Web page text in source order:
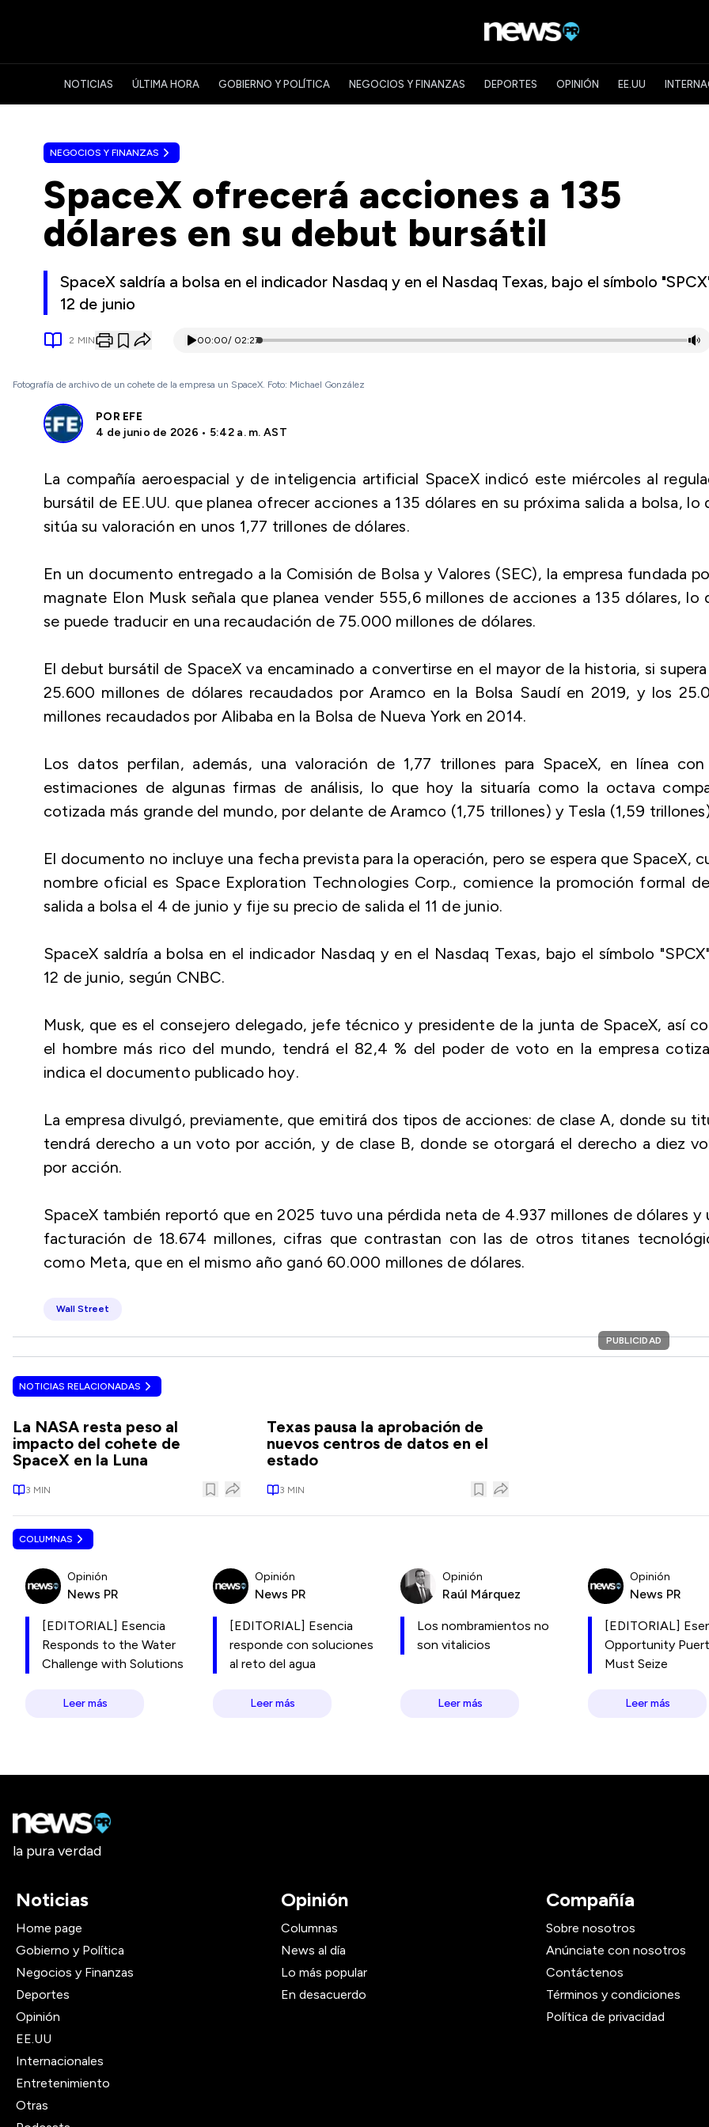
NOTICIAS ÚLTIMA HORA GOBIERNO Y POLÍTICA NEGOCIOS Y FINANZAS DEPORTES OPINIÓN EE.UU
NEGOCIOS Y FINANZAS
SpaceX ofrecerá acciones a 135
dólares en su debut bursátil
SpaceX saldría a bolsa en el indicador Nasdaq y en el Nasdaq Texas, bajo el símbolo
12 de junio
2 MIN 00:00/ 02:27
Fotografía de archivo de un cohete de la empresa un SpaceX. Foto: Michael González
POR EFE
4 de junio de 2026 • 5:42 a. m. AST
La compañía aeroespacial y de inteligencia artificial SpaceX indicó este miércoles al
bursátil de EE.UU. que planea ofrecer acciones a 135 dólares en su próxima salida a bolsa, lo
sitúa su valoración en unos 1,77 trillones de dólares.
En un documento entregado a la Comisión de Bolsa y Valores (SEC), la empresa fundada
magnate Elon Musk señala que planea vender 555,6 millones de acciones a 135 dólares, lo
se puede traducir en una recaudación de 75.000 millones de dólares.
El debut bursátil de SpaceX va encaminado a convertirse en el mayor de la historia, si
25.600 millones de dólares recaudados por Aramco en la Bolsa Saudí en 2019, y los
millones recaudados por Alibaba en la Bolsa de Nueva York en 2014.
Los datos perfilan, además, una valoración de 1,77 trillones para SpaceX, en línea con
estimaciones de algunas firmas de análisis, lo que hoy la situaría como la octava
cotizada más grande del mundo, por delante de Aramco (1,75 trillones) y Tesla (1,59
El documento no incluye una fecha prevista para la operación, pero se espera que SpaceX,
nombre oficial es Space Exploration Technologies Corp., comience la promoción formal
salida a bolsa el 4 de junio y fije su precio de salida el 11 de junio.
SpaceX saldría a bolsa en el indicador Nasdaq y en el Nasdaq Texas, bajo el símbolo
12 de junio, según CNBC.
Musk, que es el consejero delegado, jefe técnico y presidente de la junta de SpaceX, así
el hombre más rico del mundo, tendrá el 82,4 % del poder de voto en la empresa
indica el documento publicado hoy.
La empresa divulgó, previamente, que emitirá dos tipos de acciones: de clase A, donde su
tendrá derecho a un voto por acción, y de clase B, donde se otorgará el derecho a diez
por acción.
SpaceX también reportó que en 2025 tuvo una pérdida neta de 4.937 millones de dólares y
facturación de 18.674 millones, cifras que contrastan con las de otros titanes
como Meta, que en el mismo año ganó 60.000 millones de dólares.
Wall Street
PUBLICIDAD
NOTICIAS RELACIONADAS
La NASA resta peso al
impacto del cohete de
SpaceX en la Luna
3 MIN
Texas pausa la aprobación de
nuevos centros de datos en el
estado
3 MIN
COLUMNAS
Opinión
News PR
[EDITORIAL] Esencia
Responds to the Water
Challenge with Solutions
Leer más
Opinión
News PR
[EDITORIAL] Esencia
responde con soluciones
al reto del agua
Leer más
Opinión
Raúl Márquez
Los nombramientos no
son vitalicios
Leer más
Opinión
News PR
[EDITORIAL]
Opportunity
Must Seize
Leer más
la pura verdad
Noticias
Home page
Gobierno y Política
Negocios y Finanzas
Deportes
Opinión
EE.UU
Internacionales
Entretenimiento
Otras
Opinión
Columnas
News al día
Lo más popular
En desacuerdo
Compañía
Sobre nosotros
Anúnciate con nosotros
Contáctenos
Términos y condiciones
Política de privacidad